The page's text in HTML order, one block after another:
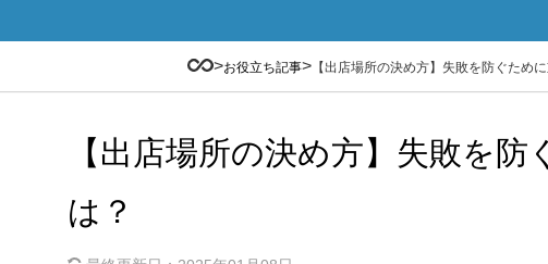
>お役立ち記事> 【出店場所の決め方】失敗を防ぐため
【出店場所の決め方】失敗を
は？